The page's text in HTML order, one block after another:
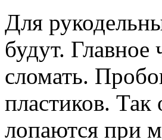
Для
будут.
сломать.
пластиков. Так
лопаются при